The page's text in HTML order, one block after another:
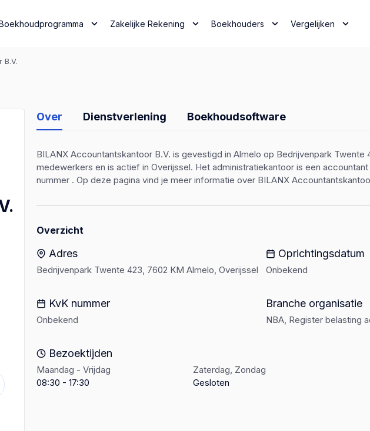
Zakelijke Rekening Boekhouders Vergelijken
B.V.
Over Dienstverlening Boekhoudsoftware
BILANX Accountantskantoor B.V. is gevestigd in Almelo op Bedrijvenpark
medewerkers en is actief in Overijssel. Het administratiekantoor is een
nummer . Op deze pagina vind je meer informatie over BILANX
Overzicht
Adres
Bedrijvenpark Twente 423, 7602 KM Almelo, Overijssel
Oprichtingsdatum
Onbekend
KvK nummer
Onbekend
Branche organisatie
NBA, Register belasting
Bezoektijden
Maandag - Vrijdag
08:30 - 17:30
Zaterdag, Zondag
Gesloten